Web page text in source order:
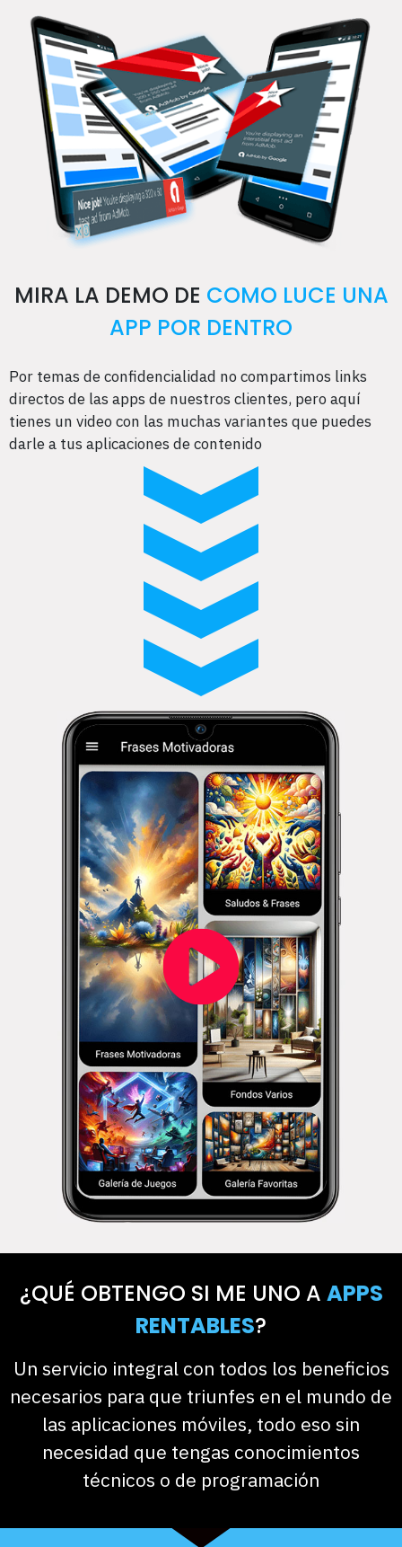
MIRA LA DEMO DE COMO LUCE UNA
APP POR DENTRO
Por temas de confidencialidad no compartimos links
directos de las apps de nuestros clientes, pero aquí
tienes un video con las muchas variantes que puedes
darle a tus aplicaciones de contenido
¿QUÉ OBTENGO SI ME UNO A APPS
RENTABLES?
Un servicio integral con todos los beneficios
necesarios para que triunfes en el mundo de
las aplicaciones móviles, todo eso sin
necesidad que tengas conocimientos
técnicos o de programación